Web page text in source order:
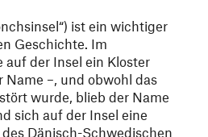
ist ein wichtiger
Geschichte. Im
auf der Insel ein Kloster
–, und obwohl das
wurde, blieb der Name
sich auf der Insel eine
Dänisch-Schwedischen